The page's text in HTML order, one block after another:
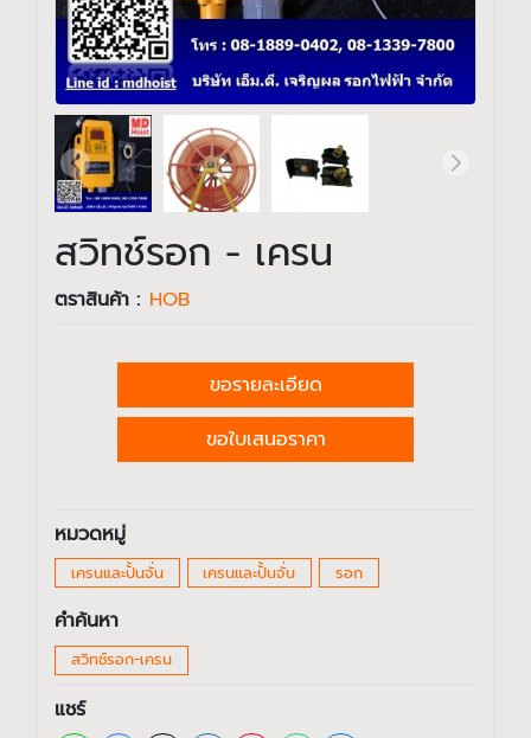
สวิทช์รอก - เครน
ตราสินค้า : HOB
ขอรายละเอียด
ขอใบเสนอราคา
หมวดหมู่
เครนและปั้นจั่น เครนและปั้นจั่น รอก
คำค้นหา
สวิทช์รอก-เครน
แชร์